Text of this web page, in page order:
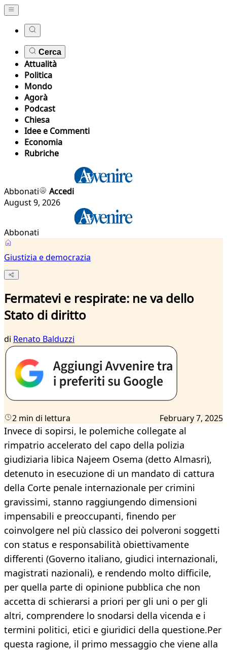
Cerca
Attualità
Politica
Mondo
Agorà
Podcast
Chiesa
Idee e Commenti
Economia
Rubriche
Abbonati
Accedi
August 9, 2026
Abbonati
Giustizia e democrazia
Fermatevi e respirate: ne va dello
Stato di diritto
di Renato Balduzzi
2 min di lettura February 7, 2025
Invece di sopirsi, le polemiche collegate al
rimpatrio accelerato del capo della polizia
giudiziaria libica Najeem Osema (detto Almasri),
detenuto in esecuzione di un mandato di cattura
della Corte penale internazionale per crimini
gravissimi, stanno raggiungendo dimensioni
impensabili e preoccupanti, finendo per
coinvolgere nel più classico dei polveroni soggetti
con status e responsabilità obiettivamente
differenti (Governo italiano, giudici internazionali,
magistrati nazionali), e rendendo molto difficile,
per quella parte di opinione pubblica che non
accetta di schierarsi a priori per gli uni o per gli
altri, comprendere lo snodarsi della vicenda e i
termini politici, etici e giuridici della questione.Per
questa ragione, il primo messaggio che viene alla